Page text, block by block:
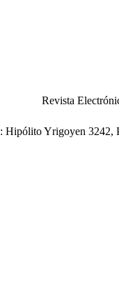
Revista
Hipólito Yrigoyen 3242,